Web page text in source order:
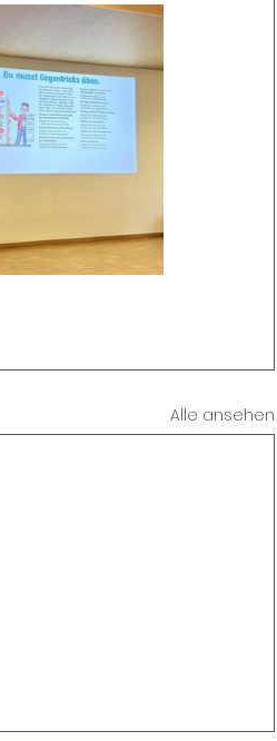
Alle ansehen